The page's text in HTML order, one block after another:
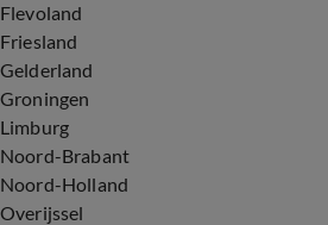
Flevoland
Friesland
Gelderland
Groningen
Limburg
Noord-Brabant
Noord-Holland
Overijssel